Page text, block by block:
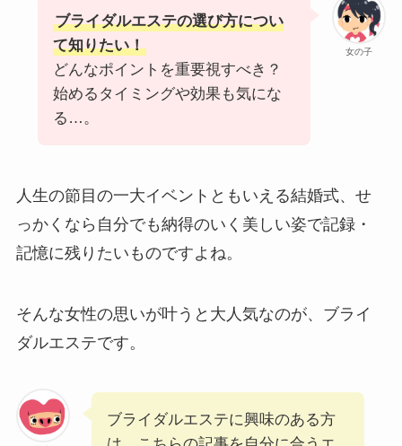
女の子
ブライダルエステの選び方につい
て知りたい！
どんなポイントを重要視すべき？
始めるタイミングや効果も気にな
る…。
人生の節目の一大イベントともいえる結婚式、せ
っかくなら自分でも納得のいく美しい姿で記録・
記憶に残りたいものですよね。
そんな女性の思いが叶うと大人気なのが、ブライ
ダルエステです。
ブライダルエステに興味のある方